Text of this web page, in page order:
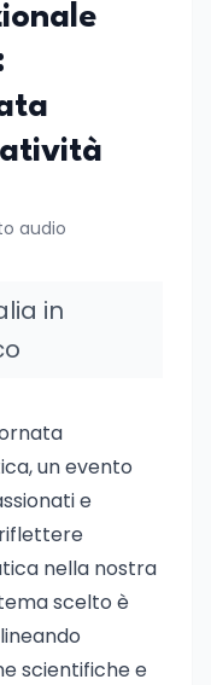
audio
in
un evento
e
nella nostra
scelto è
scientifiche e